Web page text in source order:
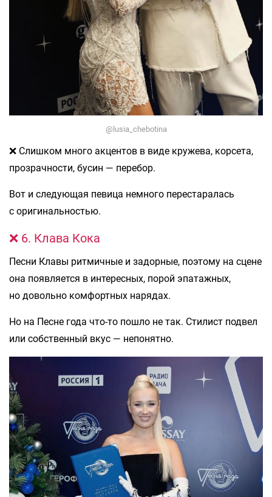
@lusia_chebotina
❌ Слишком много акцентов в виде кружева, корсета,
прозрачности, бусин — перебор.
Вот и следующая певица немного перестаралась
с оригинальностью.
❌ 6. Клава Кока
Песни Клавы ритмичные и задорные, поэтому на сцене
она появляется в интересных, порой эпатажных,
но довольно комфортных нарядах.
Но на Песне года что-то пошло не так. Стилист подвел
или собственный вкус — непонятно.